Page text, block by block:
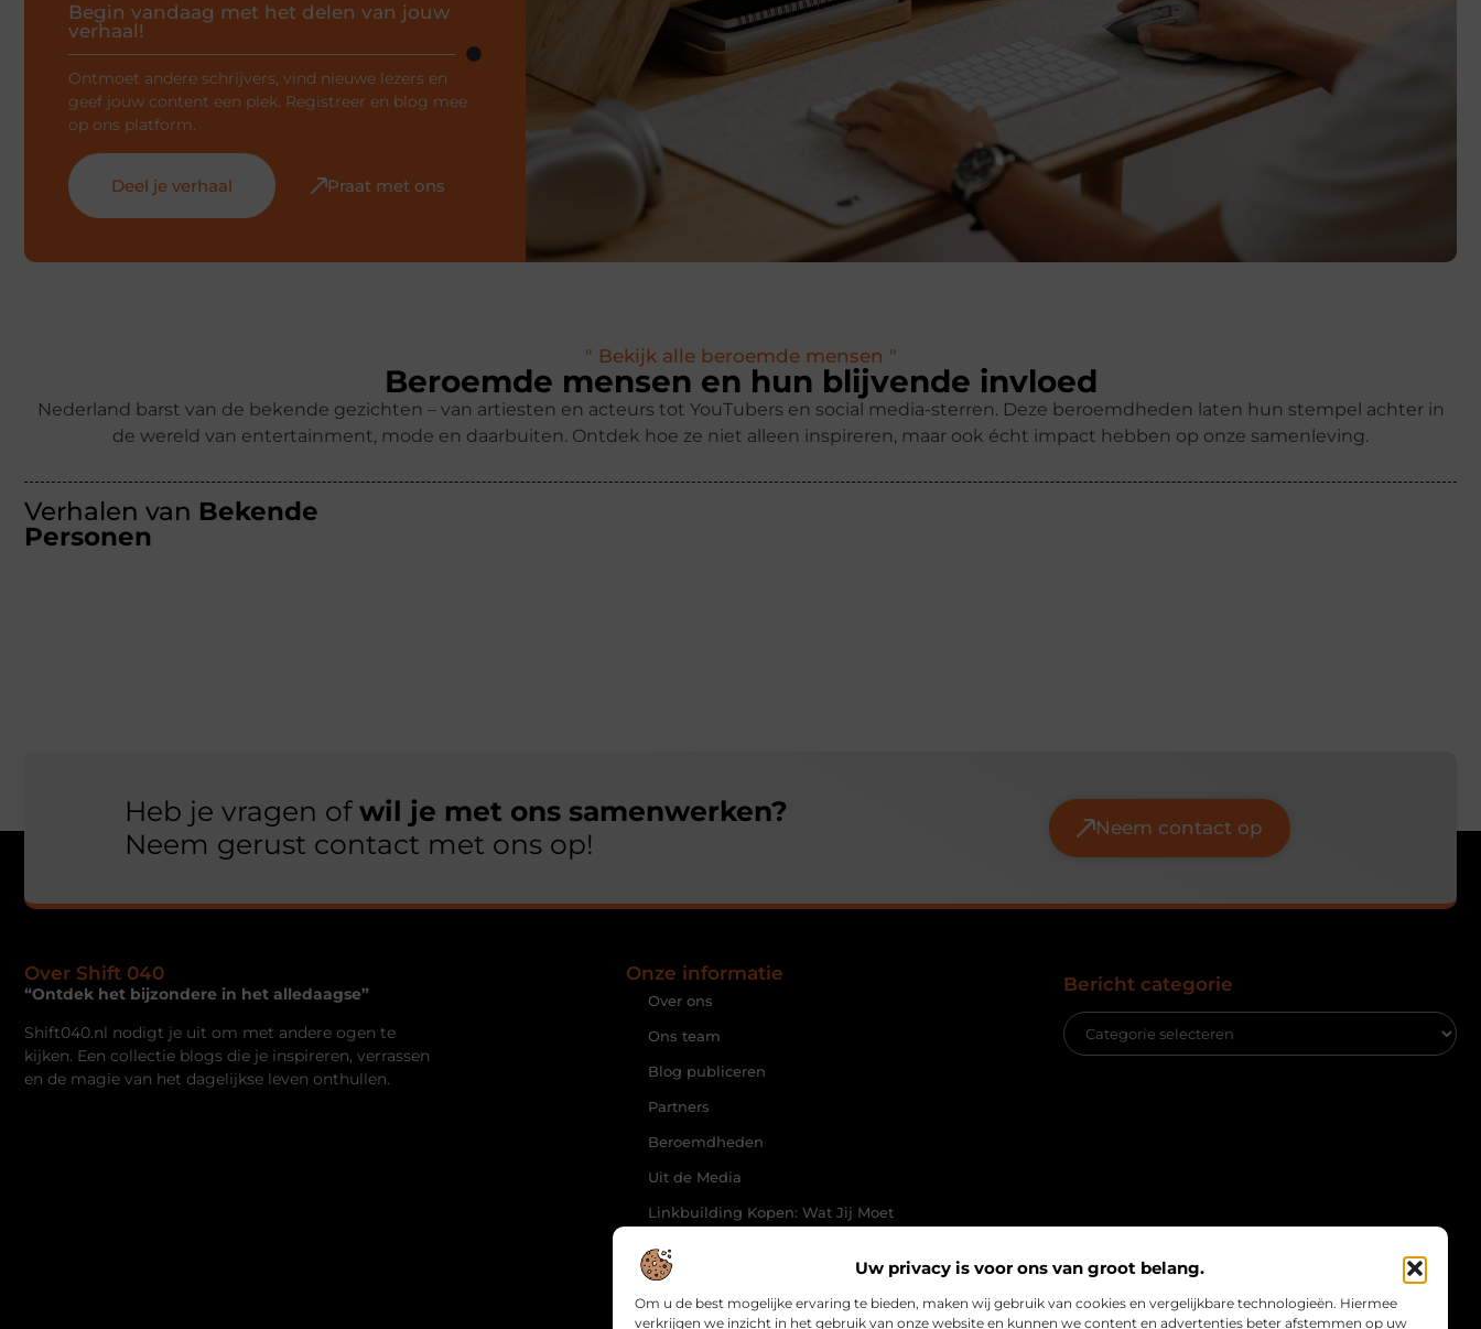
Uw privacy is voor ons van groot belang.
Om u de best mogelijke ervaring te bieden, maken wij gebruik van cookies en vergelijkbare technologieën. Hiermee
verkrijgen we inzicht in het gebruik van onze website en kunnen we content en advertenties beter afstemmen op uw
Begin vandaag met het delen van jouw
verhaal!
Ontmoet andere schrijvers, vind nieuwe lezers en
geef jouw content een plek. Registreer en blog mee
op ons platform.
Deel je verhaal Praat met ons
" Bekijk alle beroemde mensen "
Beroemde mensen en hun blijvende invloed
Nederland barst van de bekende gezichten – van artiesten en acteurs tot YouTubers en social media-sterren. Deze beroemdheden laten hun stempel achter in
de wereld van entertainment, mode en daarbuiten. Ontdek hoe ze niet alleen inspireren, maar ook écht impact hebben op onze samenleving.
Verhalen van Bekende
Personen
Heb je vragen ofwil je met ons samenwerken?
Neem gerust contact met ons op!
Neem contact op
Over Shift 040
“Ontdek het bijzondere in het alledaagse”
Shift040.nl nodigt je uit om met andere ogen te
kijken. Een collectie blogs die je inspireren, verrassen
en de magie van het dagelijkse leven onthullen.
Onze informatie
Over ons
Ons team
Blog publiceren
Partners
Beroemdheden
Uit de Media
Linkbuilding Kopen: Wat Jij Moet
Laten Groeien
Inkomensstromen Kunt Creëren
Bericht categorie